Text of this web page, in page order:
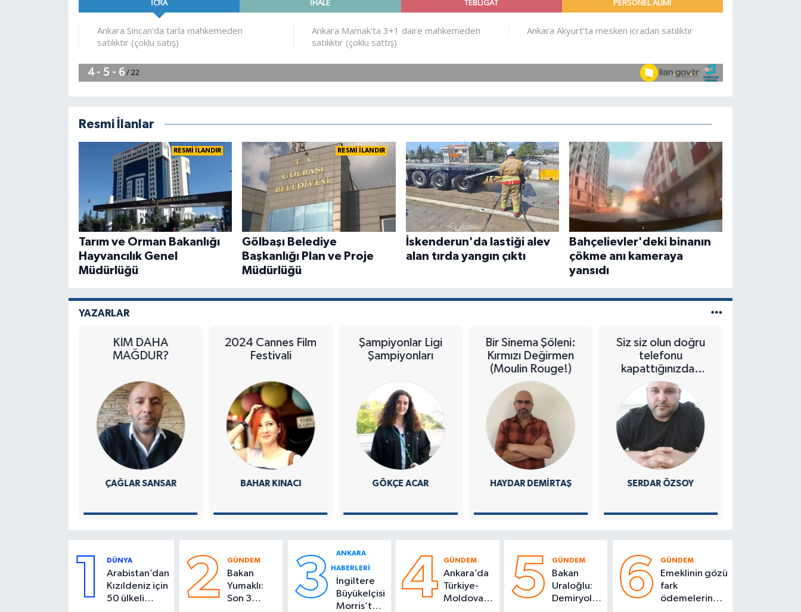
Resmi İlanlar
RESMİ İLANDIR
Tarım ve Orman Bakanlığı
Hayvancılık Genel
Müdürlüğü
RESMİ İLANDIR
Gölbaşı Belediye
Başkanlığı Plan ve Proje
Müdürlüğü
İskenderun'da lastiği alev
alan tırda yangın çıktı
Bahçelievler'deki binanın
çökme anı kameraya
yansıdı
YAZARLAR
ÇAĞLAR SANSAR
2024 Cannes Film
Şampiyonlar Ligi
Şampiyonları
Bir Sinema Şöleni:
Kırmızı Değirmen
(Moulin Rouge!)
HAYDAR DEMIRTAŞ
Siz siz olun doğru
kapattığınızdan
SERDAR ÖZSOY
EGO Genel
vatandaşların
DIDEM ASLAN ÇETIN
1 DÜNYA
Arabistan’dan
Kızıldeniz için
50 ülkeli
2 GÜNDEM
Bakan
Yumaklı:
Son 3
3 ANKARA
HABERLERI
İngiltere
Büyükelçisi
Morris’ten
4 GÜNDEM
Ankara’da
Türkiye-
Moldova
5 GÜNDEM
Bakan
Uraloğlu:
Demiryolu
6 GÜNDEM
Emeklinin gözü
fark
ödemelerinde:
Yaşam-Çevre